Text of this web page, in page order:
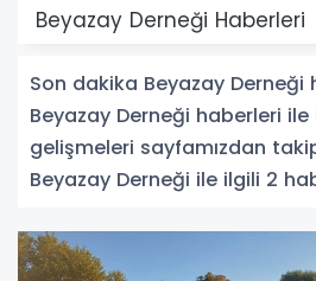
Beyazay Derneği Haberleri
Son dakika Beyazay Derneği
Beyazay Derneği haberleri
gelişmeleri sayfamızdan
Beyazay Derneği ile ilgili 2